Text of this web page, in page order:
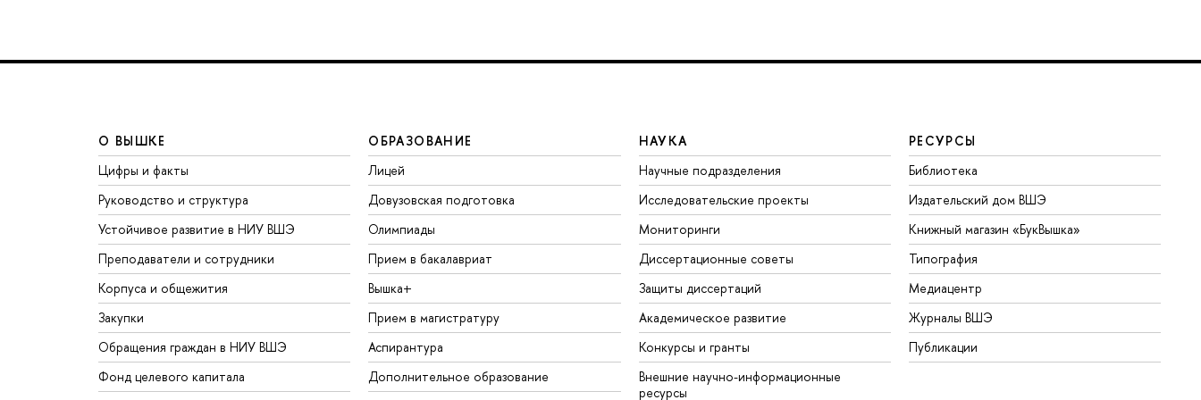
О ВЫШКЕ
Цифры и факты
Руководство и структура
Устойчивое развитие в НИУ ВШЭ
Преподаватели и сотрудники
Корпуса и общежития
Закупки
Обращения граждан в НИУ ВШЭ
Фонд целевого капитала
ОБРАЗОВАНИЕ
Лицей
Довузовская подготовка
Олимпиады
Прием в бакалавриат
Вышка+
Прием в магистратуру
Аспирантура
Дополнительное образование
НАУКА
Научные подразделения
Исследовательские проекты
Мониторинги
Диссертационные советы
Защиты диссертаций
Академическое развитие
Конкурсы и гранты
Внешние научно-информационные
ресурсы
РЕСУРСЫ
Библиотека
Издательский дом ВШЭ
Книжный магазин «БукВышка»
Типография
Медиацентр
Журналы ВШЭ
Публикации